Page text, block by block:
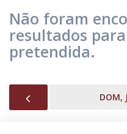
Não foram
resultados
pretendida.
DOM,